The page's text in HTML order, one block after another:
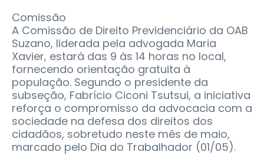
Comissão
A Comissão de Direito Previdenciário da OAB
Suzano, liderada pela advogada Maria
Xavier, estará das 9 às 14 horas no local,
fornecendo orientação gratuita à
população. Segundo o presidente da
subseção, Fabrício Ciconi Tsutsui, a iniciativa
reforça o compromisso da advocacia com a
sociedade na defesa dos direitos dos
cidadãos, sobretudo neste mês de maio,
marcado pelo Dia do Trabalhador (01/05).